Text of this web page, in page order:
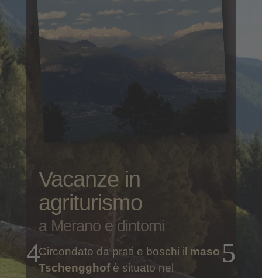
Il maso
Tschengghof
vacanze in campagna